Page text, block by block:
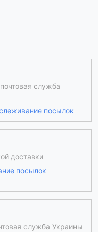
служба
посылок
доставки
посылок
служба Украины